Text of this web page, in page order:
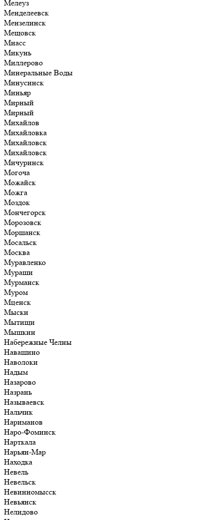
Мелеуз
Менделеевск
Мензелинск
Мещовск
Миасс
Микунь
Миллерово
Минеральные Воды
Минусинск
Миньяр
Мирный
Мирный
Михайлов
Михайловка
Михайловск
Михайловск
Мичуринск
Могоча
Можайск
Можга
Моздок
Мончегорск
Морозовск
Моршанск
Мосальск
Москва
Муравленко
Мураши
Мурманск
Муром
Мценск
Мыски
Мытищи
Мышкин
Набережные Челны
Навашино
Наволоки
Надым
Назарово
Назрань
Называевск
Нальчик
Нариманов
Наро-Фоминск
Нарткала
Нарьян-Мар
Находка
Невель
Невельск
Невинномысск
Невьянск
Нелидово